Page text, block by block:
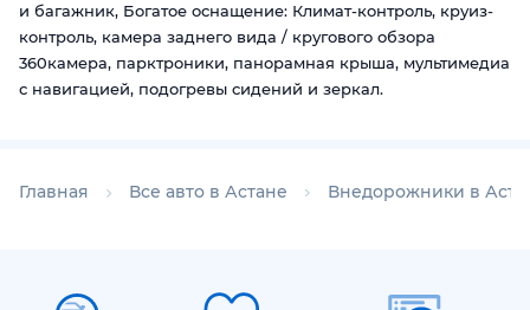
и багажник, Богатое оснащение: Климат-контроль, круиз-
контроль, камера заднего вида / кругового обзора
360камера, парктроники, панорамная крыша, мультимедиа
с навигацией, подогревы сидений и зеркал.
Главная Все авто в Астане Внедорожники в